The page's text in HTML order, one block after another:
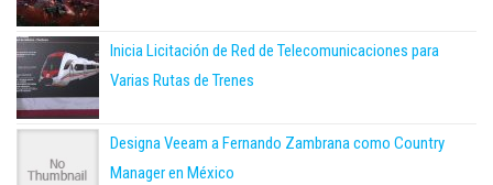
Inicia Licitación de Red de Telecomunicaciones para
Varias Rutas de Trenes
Designa Veeam a Fernando Zambrana como Country
Manager en México